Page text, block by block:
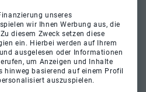
unseres
wir Ihnen Werbung aus, die
diesem Zweck setzen diese
ein. Hierbei werden auf Ihrem
ausgelesen oder Informationen
um Anzeigen und Inhalte
hinweg basierend auf einem Profil
auszuspielen.